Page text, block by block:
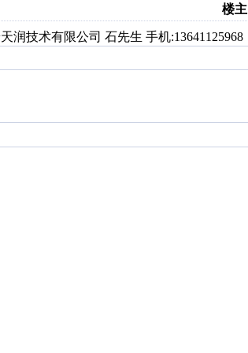
楼主
润技术有限公司 石先生 手机:13641125968